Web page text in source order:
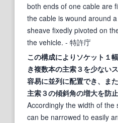
both ends of one cable are
the cable is wound around
sheave fixedly pivoted on
the vehicle. - 特許庁
この構成によりソケット１
き複数本の主索３を少ない
容易に並列に配置でき、ま
主索３の傾斜角の増大を防止
Accordingly the width of the
can be narrowed to easily